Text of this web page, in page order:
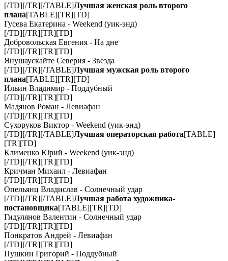
[/TD][/TR][/TABLE]Лучшая женская роль второго
плана[TABLE][TR][TD]
Гусева Екатерина - Weekend (уик-энд)
[/TD][/TR][TR][TD]
Добровольская Евгения - На дне
[/TD][/TR][TR][TD]
Янушаускайте Северия - Звезда
[/TD][/TR][/TABLE]Лучшая мужская роль второго
плана[TABLE][TR][TD]
Ильин Владимир - Поддубный
[/TD][/TR][TR][TD]
Мадянов Роман - Левиафан
[/TD][/TR][TR][TD]
Сухоруков Виктор - Weekend (уик-энд)
[/TD][/TR][/TABLE]Лучшая операторская работа[TABLE]
[TR][TD]
Клименко Юрий - Weekend (уик-энд)
[/TD][/TR][TR][TD]
Кричман Михаил - Левиафан
[/TD][/TR][TR][TD]
Опельянц Владислав - Солнечный удар
[/TD][/TR][/TABLE]Лучшая работа художника-
постановщика[TABLE][TR][TD]
Гидулянов Валентин - Солнечный удар
[/TD][/TR][TR][TD]
Понкратов Андрей - Левиафан
[/TD][/TR][TR][TD]
Пушкин Григорий - Поддубный